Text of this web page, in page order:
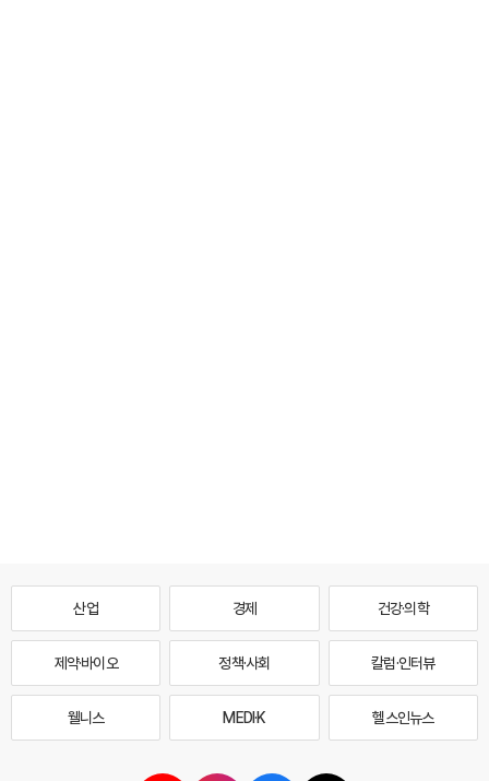
산업 경제 건강·의학
제약·바이오 정책·사회 칼럼·인터뷰
웰니스 MEDI·K 헬스인뉴스